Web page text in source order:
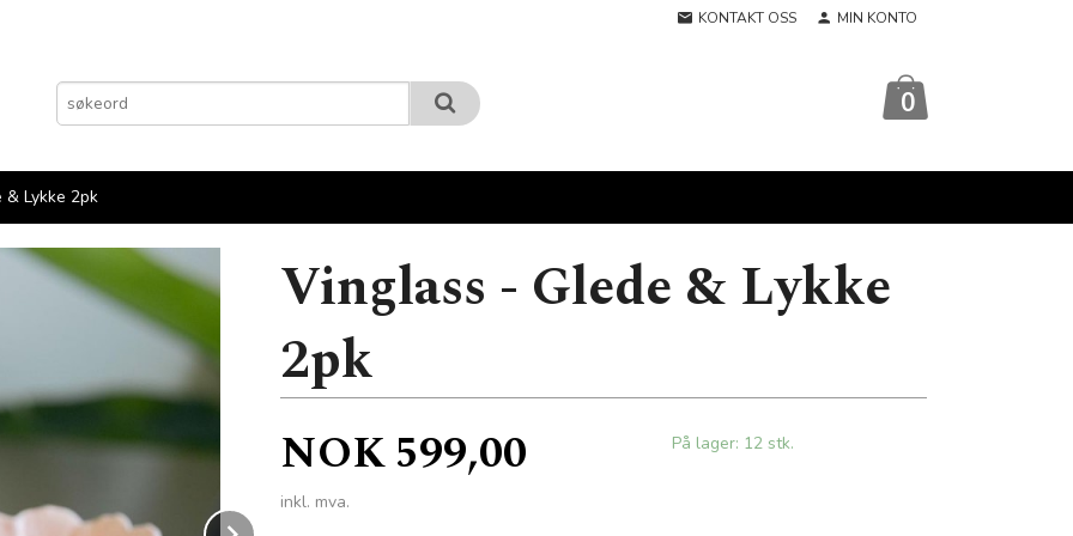
KONTAKT OSS MIN KONTO
0
Lykke 2pk
Vinglass - Glede & Lykke
2pk
Pris
NOK599,00
inkl. mva.
På lager: 12 stk.